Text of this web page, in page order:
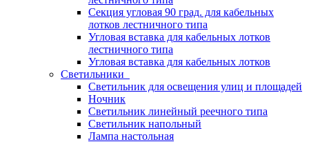
Секция угловая 90 град. для кабельных
лотков лестничного типа
Угловая вставка для кабельных лотков
лестничного типа
Угловая вставка для кабельных лотков
Светильники
Светильник для освещения улиц и площадей
Ночник
Светильник линейный реечного типа
Светильник напольный
Лампа настольная